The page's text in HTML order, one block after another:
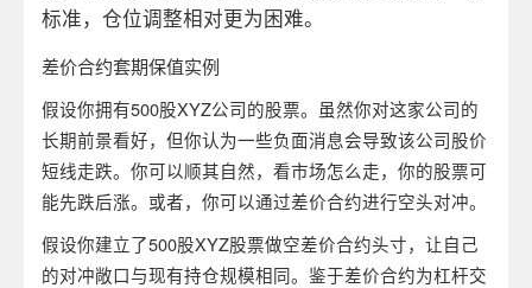
标准，仓位调整相对更为困难。
差价合约套期保值实例
假设你拥有500股XYZ公司的股票。虽然你对这家公司的
长期前景看好，但你认为一些负面消息会导致该公司股价
短线走跌。你可以顺其自然，看市场怎么走，你的股票可
能先跌后涨。或者，你可以通过差价合约进行空头对冲。
假设你建立了500股XYZ股票做空差价合约头寸，让自己
的对冲敞口与现有持仓规模相同。鉴于差价合约为杠杆交